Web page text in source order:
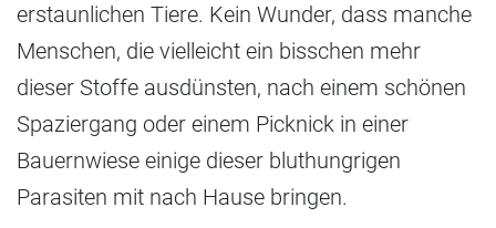
erstaunlichen Tiere. Kein Wunder, dass manche
Menschen, die vielleicht ein bisschen mehr
dieser Stoffe ausdünsten, nach einem schönen
Spaziergang oder einem Picknick in einer
Bauernwiese einige dieser bluthungrigen
Parasiten mit nach Hause bringen.